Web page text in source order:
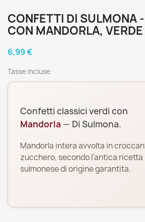
CONFETTI DI SULMONA
CON MANDORLA,
6,99 €
Tasse incluse
Confetti classici verdi con
Mandorla — Di Sulmona.
Mandorla intera avvolta in
zucchero, secondo l’antica ricetta
sulmonese di origine garantita.